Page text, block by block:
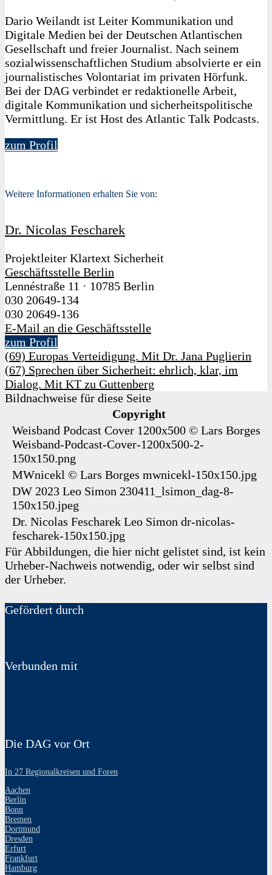
Dario Weilandt ist Leiter Kommunikation und
Digitale Medien bei der Deutschen Atlantischen
Gesellschaft und freier Journalist. Nach seinem
sozialwissenschaftlichen Studium absolvierte er ein
journalistisches Volontariat im privaten Hörfunk.
Bei der DAG verbindet er redaktionelle Arbeit,
digitale Kommunikation und sicherheitspolitische
Vermittlung. Er ist Host des Atlantic Talk Podcasts.
zum Profil
Weitere Informationen erhalten Sie von:
Dr. Nicolas Fescharek
Projektleiter Klartext Sicherheit
Geschäftsstelle Berlin
Lennéstraße 11 · 10785 Berlin
030 20649-134
030 20649-136
E-Mail an die Geschäftsstelle
zum Profil
(69) Europas Verteidigung. Mit Dr. Jana Puglierin
(67) Sprechen über Sicherheit: ehrlich, klar, im
Dialog. Mit KT zu Guttenberg
Bildnachweise für diese Seite
Copyright
Weisband Podcast Cover 1200x500 © Lars Borges
Weisband-Podcast-Cover-1200x500-2-
150x150.png
MWnicekl © Lars Borges mwnicekl-150x150.jpg
DW 2023 Leo Simon 230411_lsimon_dag-8-
150x150.jpeg
Dr. Nicolas Fescharek Leo Simon dr-nicolas-
fescharek-150x150.jpg
Für Abbildungen, die hier nicht gelistet sind, ist kein
Urheber-Nachweis notwendig, oder wir selbst sind
der Urheber.
Gefördert durch
Verbunden mit
Die DAG vor Ort
In 27 Regionalkreisen und Foren
Aachen
Berlin
Bonn
Bremen
Dortmund
Dresden
Erfurt
Frankfurt
Hamburg